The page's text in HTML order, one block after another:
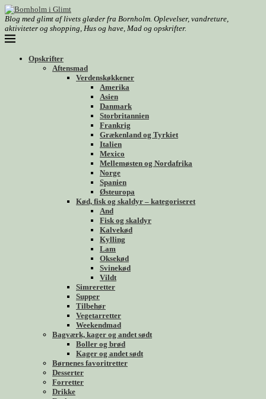
Blog med glimt af livets glæder fra Bornholm. Oplevelser, vandreture,
aktiviteter og shopping, Hus og have, Mad og opskrifter.
Opskrifter
Aftensmad
Verdenskøkkener
Amerika
Asien
Danmark
Storbritannien
Frankrig
Grækenland og Tyrkiet
Italien
Mexico
Mellemøsten og Nordafrika
Norge
Spanien
Østeuropa
Kød, fisk og skaldyr – kategoriseret
And
Fisk og skaldyr
Kalvekød
Kylling
Lam
Oksekød
Svinekød
Vildt
Simreretter
Supper
Tilbehør
Vegetarretter
Weekendmad
Bagværk, kager og andet sødt
Boller og brød
Kager og andet sødt
Børnenes favoritretter
Desserter
Forretter
Drikke